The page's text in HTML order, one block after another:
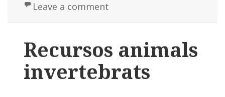
Leave a comment
Recursos animals
invertebrats